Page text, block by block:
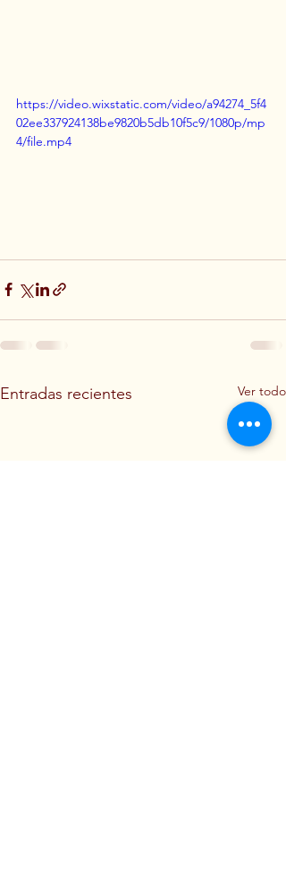
https://video.wixstatic.com/video/a94274_5f4
02ee337924138be9820b5db10f5c9/1080p/mp
4/file.mp4
Entradas recientes Ver todo